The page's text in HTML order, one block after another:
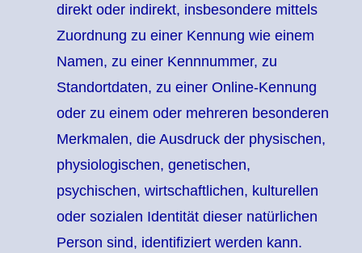
direkt oder indirekt, insbesondere mittels
Zuordnung zu einer Kennung wie einem
Namen, zu einer Kennnummer, zu
Standortdaten, zu einer Online-Kennung
oder zu einem oder mehreren besonderen
Merkmalen, die Ausdruck der physischen,
physiologischen, genetischen,
psychischen, wirtschaftlichen, kulturellen
oder sozialen Identität dieser natürlichen
Person sind, identifiziert werden kann.